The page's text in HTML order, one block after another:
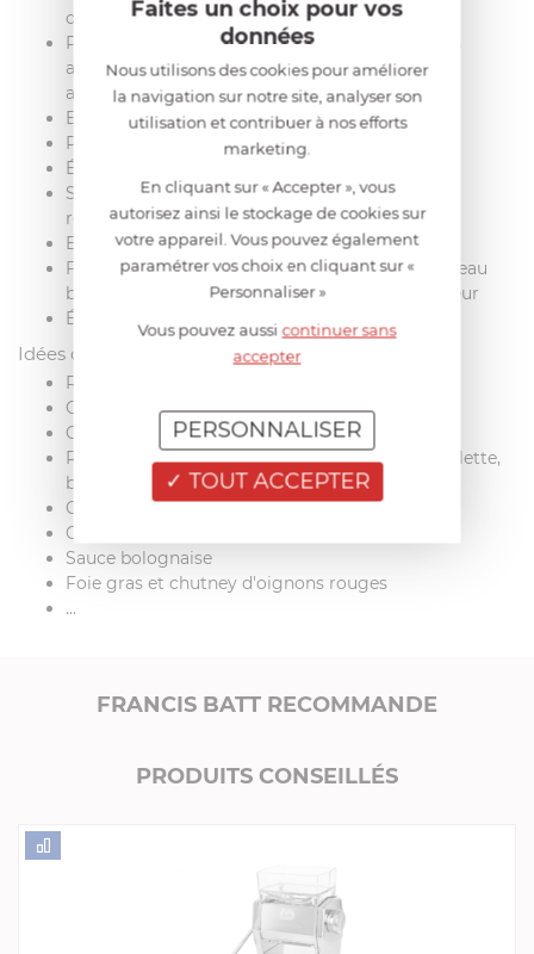
ou d'unepoche à douille
Placer la 2e bande de pâte sur la préparation en
appuyant sur les bords et le centre (la pâte doit
adhérer)
Enfariner la surface de la pâte
Passer le rouleau pour couper les raviolis
Éliminer l'excès de pâte sur les 4 bords
Soulever la grille en plastique transparent et la
retourner rapidement à 180°
Enfariner les raviolis découpés
Faire cuire les raviolis dans un grand volume d'eau
bouillante salée de 5 à 8 minutes selon l'épaisseur
Égoutter à l'
Idées de farces à ravioli
Ricotta, épinards ou feuilles de blettes
Chèvre frais, miel, ciboulette, noix
Gorgonzola, poire
Ricotta, speck, tomates séchées, piment d'Espelette,
basilic
Chorizo, poivron rouge, fromage frais
Cèpes, crème
Sauce bolognaise
Foie gras et chutney d'oignons rouges
...
FRANCIS BATT RECOMMANDE
PRODUITS CONSEILLÉS
Faites un choix pour vos
données
Nous utilisons des cookies pour améliorer
la navigation sur notre site, analyser son
utilisation et contribuer à nos efforts
marketing.
En cliquant sur « Accepter », vous
autorisez ainsi le stockage de cookies sur
votre appareil. Vous pouvez également
paramétrer vos choix en cliquant sur «
Personnaliser »
Vous pouvez aussicontinuer sans
accepter
TOUT ACCEPTER
PERSONNALISER